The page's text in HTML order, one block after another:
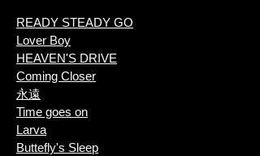
READY STEADY GO
Lover Boy
HEAVEN'S DRIVE
Coming Closer
永遠
Time goes on
Larva
​Buttefly's Sleep